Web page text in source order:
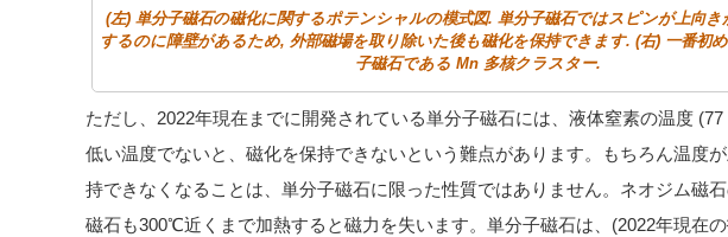
(左) 単分子磁石の磁化に関するポテンシャルの模式図. 単分子磁石ではスピンが上向き
するのに障壁があるため, 外部磁場を取り除いた後も磁化を保持できます. (右) 一番初
子磁石である Mn 多核クラスター.
ただし、2022年現在までに開発されている単分子磁石には、液体窒素の温度
低い温度でないと、磁化を保持できないという難点があります。もちろん温度
持できなくなることは、単分子磁石に限った性質ではありません。ネオジム磁
磁石も300℃近くまで加熱すると磁力を失います。単分子磁石は、(2022年現在